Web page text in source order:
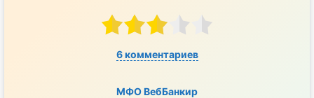
6 комментариев
МФО ВебБанкир